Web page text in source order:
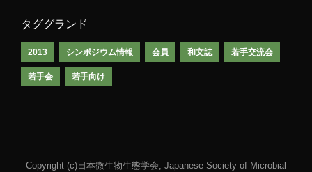
タググランド
2013 シンポジウム情報 会員 和文誌 若手交流会
若手会 若手向け
Copyright (c)日本微生物生態学会, Japanese Society of Microbial